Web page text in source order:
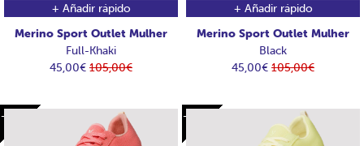
+ Añadir rápido
Merino Sport Outlet Mulher
Full-Khaki
45,00€ 105,00€
+ Añadir rápido
Merino Sport Outlet Mulher
Black
45,00€ 105,00€
-60€
-60€ -60€
-60€